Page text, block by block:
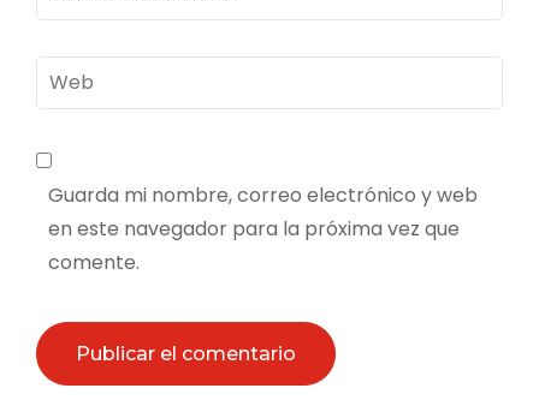
electrónico*
Web
Guarda mi nombre, correo electrónico y web
en este navegador para la próxima vez que
comente.